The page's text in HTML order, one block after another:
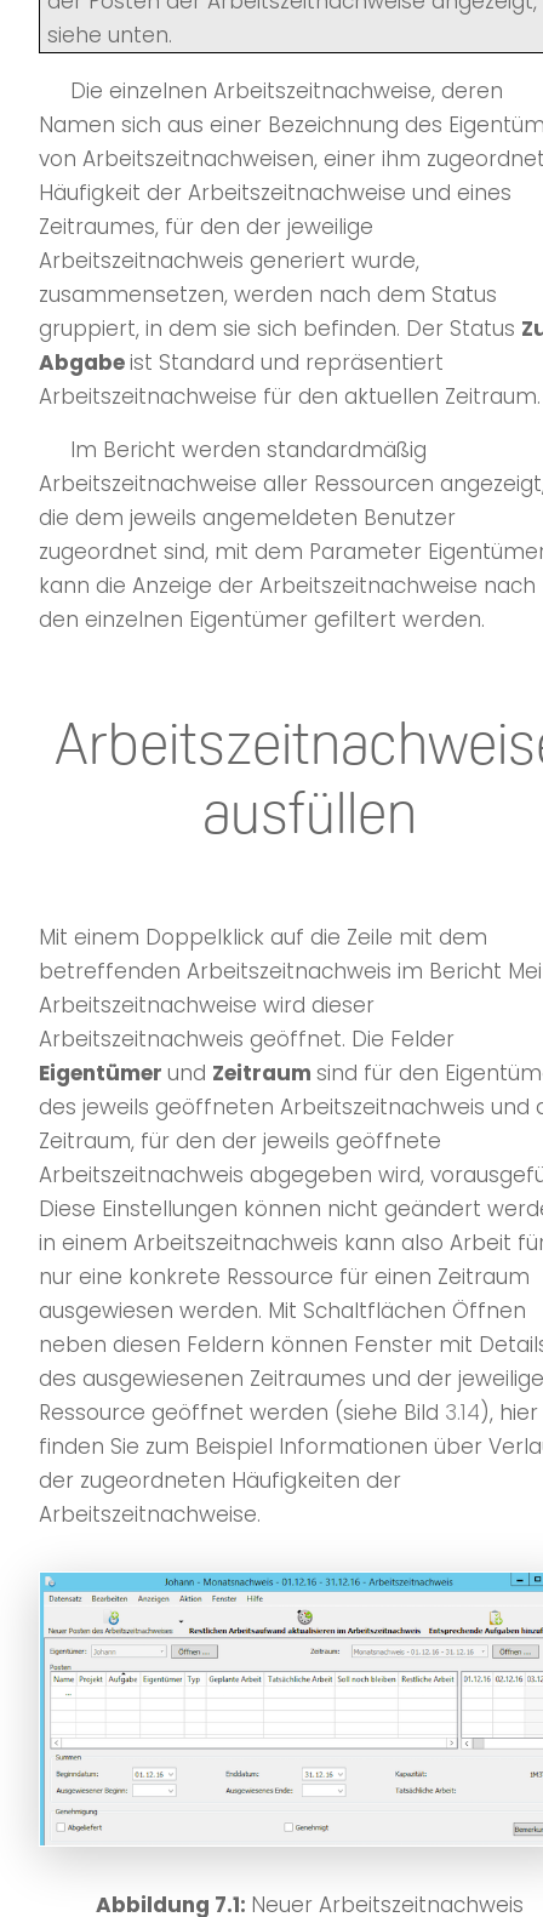
siehe unten.
Die einzelnen Arbeitszeitnachweise, deren
Namen sich aus einer Bezeichnung des
von Arbeitszeitnachweisen, einer ihm
Häufigkeit der Arbeitszeitnachweise und eines
Zeitraumes, für den der jeweilige
Arbeitszeitnachweis generiert wurde,
zusammensetzen, werden nach dem Status
gruppiert, in dem sie sich befinden. Der Status
Abgabeist Standard und repräsentiert
Arbeitszeitnachweise für den aktuellen Zeitraum.
Im Bericht werden standardmäßig
Arbeitszeitnachweise aller Ressourcen
die dem jeweils angemeldeten Benutzer
zugeordnet sind, mit dem Parameter
kann die Anzeige der Arbeitszeitnachweise nach
den einzelnen Eigentümer gefiltert werden.
ausfüllen
Mit einem Doppelklick auf die Zeile mit dem
betreffenden Arbeitszeitnachweis im Bericht
Arbeitszeitnachweise wird dieser
Arbeitszeitnachweis geöffnet. Die Felder
Eigentümer und Zeitraum sind für den
des jeweils geöffneten Arbeitszeitnachweis und
Zeitraum, für den der jeweils geöffnete
Arbeitszeitnachweis abgegeben wird,
Diese Einstellungen können nicht geändert
in einem Arbeitszeitnachweis kann also Arbeit
nur eine konkrete Ressource für einen Zeitraum
ausgewiesen werden. Mit Schaltflächen Öffnen
neben diesen Feldern können Fenster mit
des ausgewiesenen Zeitraumes und der
Ressource geöffnet werden (siehe Bild 3.14), hier
finden Sie zum Beispiel Informationen über
der zugeordneten Häufigkeiten der
Arbeitszeitnachweise.
Abbildung 7.1: Neuer Arbeitszeitnachweis